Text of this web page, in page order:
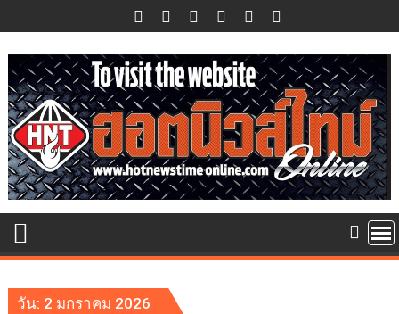
to
content
วัน: 2 มกราคม 2026